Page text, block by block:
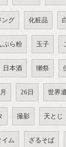
ング 化粧品
ぷら粉 玉子
日本酒 獺祭
26日 世界
撮影 天とじ
イム ざるそば